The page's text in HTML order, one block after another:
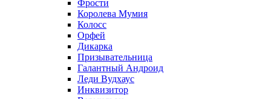
Фрости
Королева Мумия
Колосс
Орфей
Дикарка
Призывательница
Галантный Андроид
Леди Вудхаус
Инквизитор